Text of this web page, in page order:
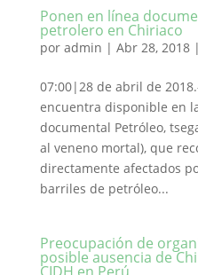
Ponen en línea
petrolero en Chiriaco
por admin | Abr 28, 2018|
07:00|28 de abril de
encuentra disponible en
documental Petróleo,
al veneno mortal), que
directamente afectados
barriles de petróleo...
Preocupación de
posible ausencia de